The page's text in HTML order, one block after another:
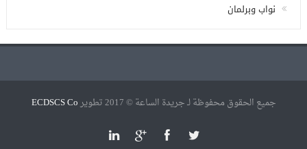
نواب وبرلمان
جميع الحقوق محفوظة لـ جريدة الساعة © 2017 تطوير ECDSCS Co